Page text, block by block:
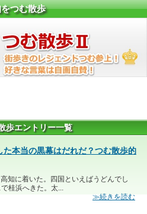
つむ散歩
歩エントリー一覧
本当の黒幕はだれだ？つむ散歩的
知に着いた。四国といえばうどんでし
桂浜へきた。太...
≫続きを読む